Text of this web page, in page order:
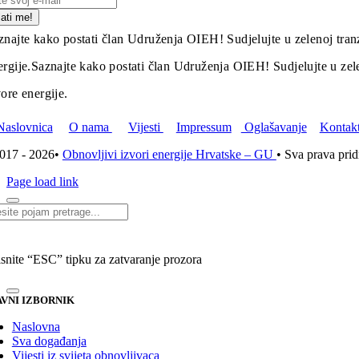
me!
kako postati član Udruženja OIEH! Sudjelujte u zelenoj
Saznajte kako postati član Udruženja OIEH! Sudjelujte u
energije.
O nama Vijesti Impressum Oglašavanje
- 2026• Obnovljivi izvori energije Hrvatske – GU • Sva prava
Page load link
“ESC” tipku za zatvaranje prozora
IZBORNIK
Naslovna
Sva događanja
Vijesti iz svijeta obnovljivaca